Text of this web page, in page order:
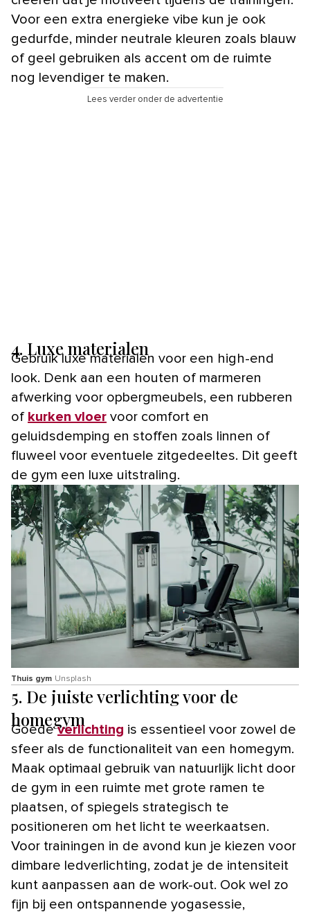
Voor een extra energieke vibe kun je ook
gedurfde, minder neutrale kleuren zoals blauw
of geel gebruiken als accent om de ruimte
nog levendiger te maken.
Lees verder onder de advertentie
4. Luxe materialen
Gebruik luxe materialen voor een high-end
look. Denk aan een houten of marmeren
afwerking voor opbergmeubels, een rubberen
of kurken vloer voor comfort en
geluidsdemping en stoffen zoals linnen of
fluweel voor eventuele zitgedeeltes. Dit geeft
de gym een luxe uitstraling.
Thuis gym Unsplash
5. De juiste verlichting voor de
homegym
Goedeverlichting is essentieel voor zowel de
sfeer als de functionaliteit van een homegym.
Maak optimaal gebruik van natuurlijk licht door
de gym in een ruimte met grote ramen te
plaatsen, of spiegels strategisch te
positioneren om het licht te weerkaatsen.
Voor trainingen in de avond kun je kiezen voor
dimbare ledverlichting, zodat je de intensiteit
kunt aanpassen aan de work-out. Ook wel zo
fijn bij een ontspannende yogasessie,